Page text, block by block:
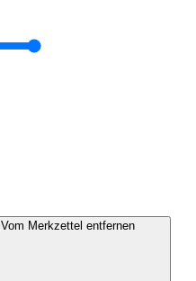
Vom Merkzettel entfernen